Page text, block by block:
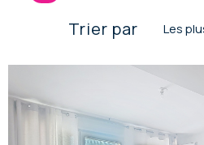
Trier par Les